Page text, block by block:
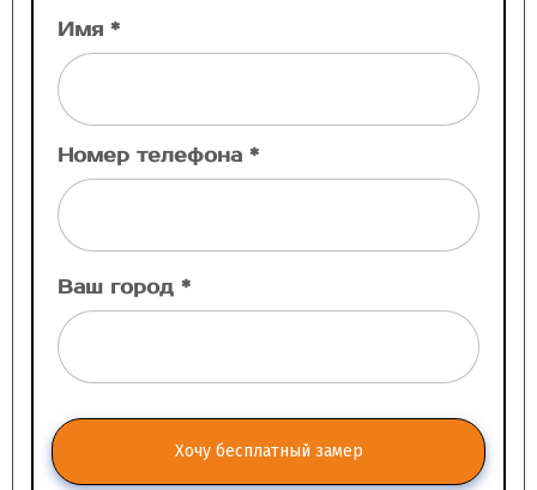
Имя *
Номер телефона *
Ваш город *
Хочу бесплатный замер